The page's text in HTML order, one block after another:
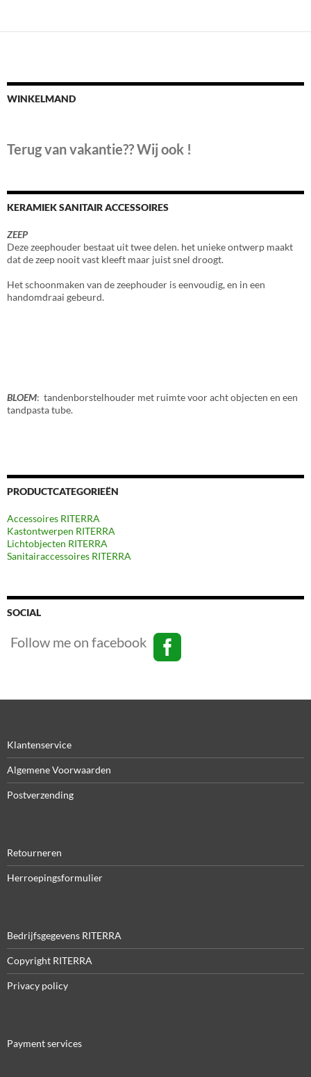
WINKELMAND
Terug van vakantie?? Wij ook !
KERAMIEK SANITAIR ACCESSOIRES
ZEEP
Deze zeephouder bestaat uit twee delen. het unieke ontwerp maakt
dat de zeep nooit vast kleeft maar juist snel droogt.
Het schoonmaken van de zeephouder is eenvoudig, en in een
handomdraai gebeurd.
BLOEM: tandenborstelhouder met ruimte voor acht objecten en een
tandpasta tube.
PRODUCTCATEGORIEËN
Accessoires RITERRA
Kastontwerpen RITERRA
Lichtobjecten RITERRA
Sanitairaccessoires RITERRA
SOCIAL
Follow me on facebook
Klantenservice
Algemene Voorwaarden
Postverzending
Retourneren
Herroepingsformulier
Bedrijfsgegevens RITERRA
Copyright RITERRA
Privacy policy
Payment services